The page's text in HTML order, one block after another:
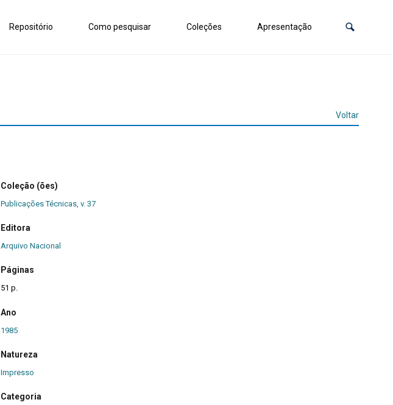
Repositório Como pesquisar Coleções Apresentação
Voltar
Coleção (ões)
Publicações Técnicas, v. 37
Editora
Arquivo Nacional
Páginas
51 p.
Ano
1985
Natureza
Impresso
Categoria